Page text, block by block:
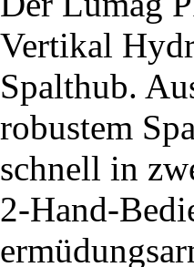
Vertikal
Spalthub.
robustem
schnell in
2-Hand-